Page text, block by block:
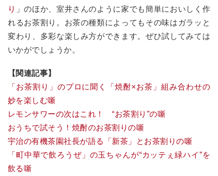
り
」のほか、室井さんのように家でも簡単においしく作
れるお茶割り。お茶の種類によってもその味はガラッと
変わり、多彩な楽しみ方ができます。ぜひ試してみては
いかがでしょうか。
【関連記事】
「お茶割り」のプロに聞く「焼酎×お茶」組み合わせの
妙を楽しむ噺
レモンサワーの次はこれ！ “お茶割り”の噺
おうちで試そう！焼酎のお茶割りの噺
宇治の有機茶園社長が語る「新茶」とお茶割りの噺
「町中華で飲ろうぜ」の玉ちゃんが“カッテぇ緑ハイ”を
飲る噺